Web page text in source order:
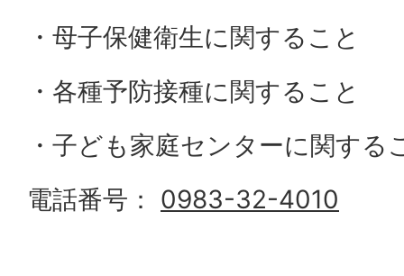
・母子保健衛生に関すること
・各種予防接種に関すること
・子ども家庭センターに関する
電話番号： 0983-32-4010